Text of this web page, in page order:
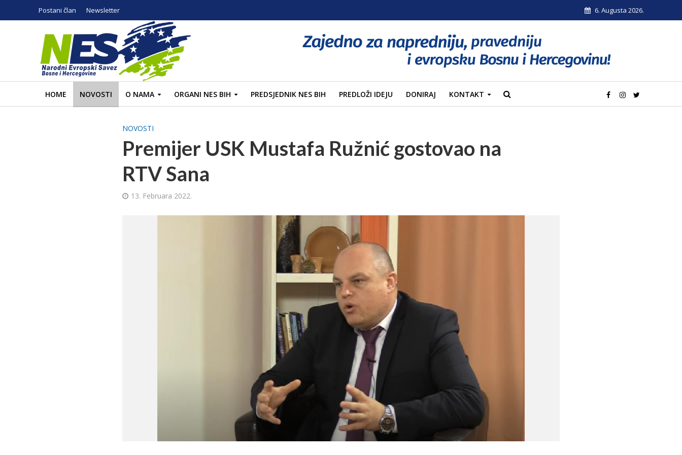
Postani član Newsletter 6. Augusta 2026.
HOME NOVOSTI O NAMA ORGANI NES BIH PREDSJEDNIK NES BIH PREDLOŽI IDEJU DONIRAJ KONTAKT
NOVOSTI
Premijer USK Mustafa Ružnić gostovao na
RTV Sana
13. Februara 2022.